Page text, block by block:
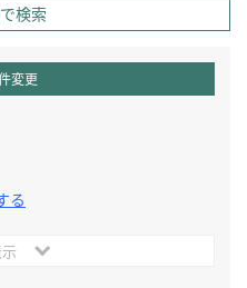
検索
変更
る